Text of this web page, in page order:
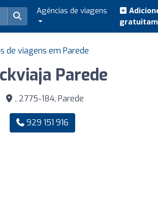
Agências de viagens
de viagens em Parede
Parede
, 2775-184, Parede
929 151 916